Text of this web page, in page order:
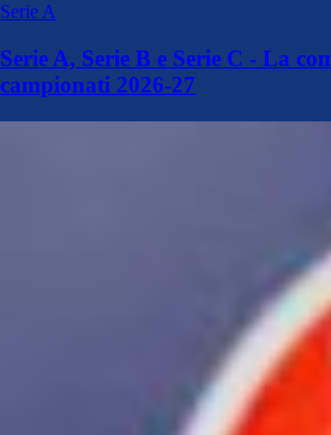
Serie A
Serie A, Serie B e Serie C - La
campionati 2026-27